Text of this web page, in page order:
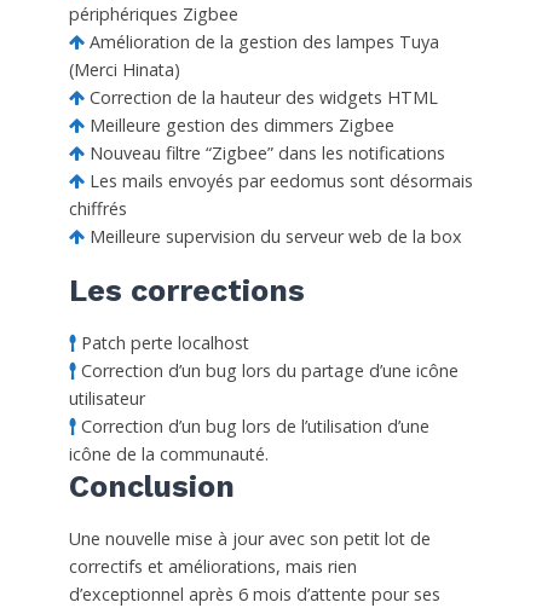
périphériques Zigbee
Amélioration de la gestion des lampes Tuya
(Merci Hinata)
Correction de la hauteur des widgets HTML
Meilleure gestion des dimmers Zigbee
Nouveau filtre “Zigbee” dans les notifications
Les mails envoyés par eedomus sont désormais
chiffrés
Meilleure supervision du serveur web de la box
Les corrections
Patch perte localhost
Correction d’un bug lors du partage d’une icône
utilisateur
Correction d’un bug lors de l’utilisation d’une
icône de la communauté.
Conclusion
Une nouvelle mise à jour avec son petit lot de
correctifs et améliorations, mais rien
d’exceptionnel après 6 mois d’attente pour ses